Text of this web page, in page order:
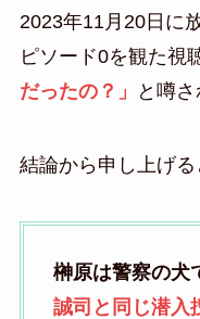
2023年11月20日に
ピソード0を観た視
だったの？」
と噂さ
結論から申し上げる
榊原は警察の犬
誠司と同じ潜入